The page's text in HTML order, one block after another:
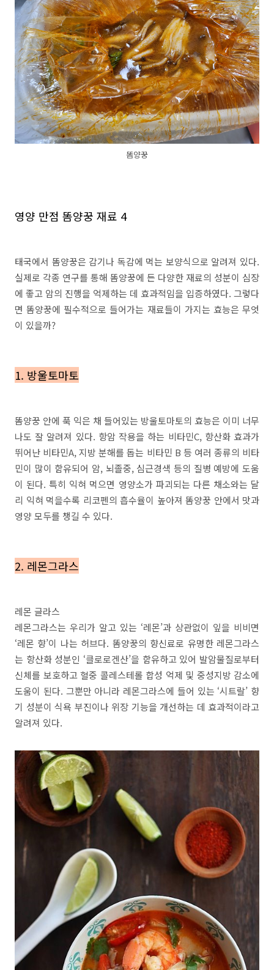
똠양꿍
영양 만점 똠양꿍 재료 4
태국에서 똠양꿍은 감기나 독감에 먹는 보양식으로 알려져 있다.
실제로 각종 연구를 통해 똠양꿍에 든 다양한 재료의 성분이 심장
에 좋고 암의 진행을 억제하는 데 효과적임을 입증하였다. 그렇다
면 똠양꿍에 필수적으로 들어가는 재료들이 가지는 효능은 무엇
이 있을까?
1. 방울토마토
똠양꿍 안에 푹 익은 채 들어있는 방울토마토의 효능은 이미 너무
나도 잘 알려져 있다. 항암 작용을 하는 비타민C, 항산화 효과가
뛰어난 비타민A, 지방 분해를 돕는 비타민 B 등 여러 종류의 비타
민이 많이 함유되어 암, 뇌졸중, 심근경색 등의 질병 예방에 도움
이 된다. 특히 익혀 먹으면 영양소가 파괴되는 다른 채소와는 달
리 익혀 먹을수록 리코펜의 흡수율이 높아져 똠양꿍 안에서 맛과
영양 모두를 챙길 수 있다.
2. 레몬그라스
레몬 글라스
레몬그라스는 우리가 알고 있는 ‘레몬’과 상관없이 잎을 비비면
‘레몬 향’이 나는 허브다. 똠양꿍의 향신료로 유명한 레몬그라스
는 항산화 성분인 ‘클로로겐산’을 함유하고 있어 발암물질로부터
신체를 보호하고 혈중 콜레스테롤 합성 억제 및 중성지방 감소에
도움이 된다. 그뿐만 아니라 레몬그라스에 들어 있는 ‘시트랄’ 향
기 성분이 식욕 부진이나 위장 기능을 개선하는 데 효과적이라고
알려져 있다.